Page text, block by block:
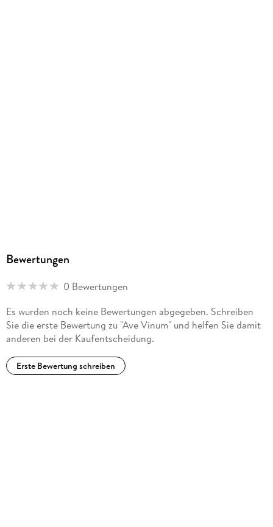
Bewertungen
0 Bewertungen
Es wurden noch keine Bewertungen abgegeben. Schreiben
Sie die erste Bewertung zu "Ave Vinum" und helfen Sie damit
anderen bei der Kaufentscheidung.
Erste Bewertung schreiben